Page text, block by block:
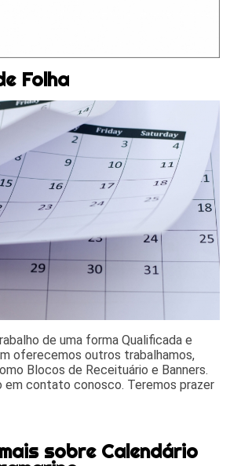
Folha
de uma forma Qualificada e
oferecemos outros trabalhamos,
Blocos de Receituário e Banners.
em contato conosco. Teremos prazer
sobre Calendário